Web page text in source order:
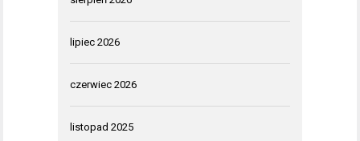
lipiec 2026
czerwiec 2026
listopad 2025